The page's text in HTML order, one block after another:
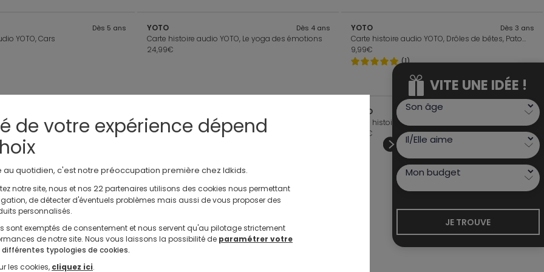
Dès 5 ans
YOTO, Cars
YOTO Dès 4 ans
Carte histoire audio YOTO, Le yoga des émotions
24,99€
YOTO Dès 3 ans
Carte histoire audio YOTO, Drôles de bêtes, Patouch la mouche et autres histoires
9,99€
(1)
Originals
Cartes sons pour s'endormir
24,99€
YOTO De 5 ans à 8 ans
9,99€
De 4 ans à 8 ans
Carte histoire audio YOTO, Les grands classiques Disney
VITE UNE IDÉE !
VITE UNE IDÉE !
JE TROUVE
de votre expérience dépend
au quotidien, c'est notre préoccupation première chez Idkids.
notre site, nous et nos 22partenaires utilisons des cookies nous permettant
de détecter d'éventuels problèmes mais aussi de vous proposer des
personnalisés.
sont exemptés de consentement et nous servent qu'au pilotage strictement
de notre site. Nous vous laissons la possibilité de paramétrer votre
différentes typologies de cookies.
les cookies, cliquez ici.